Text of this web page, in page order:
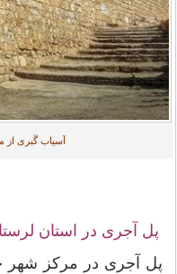
آسیاب گَبری از
پل آجری در استان
پل آجری در مركز شهر